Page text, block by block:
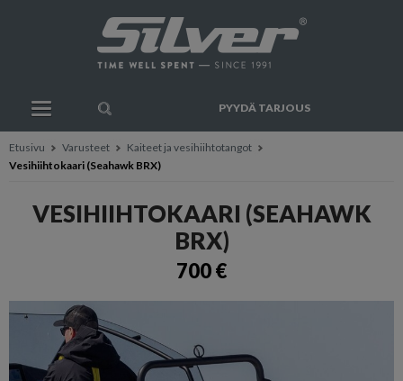
PYYDÄ TARJOUS
Etusivu Varusteet
Kaiteet ja vesihiihtotangot
Vesihiihtokaari (Seahawk BRX)
VESIHIIHTOKAARI (SEAHAWK
BRX)
700 €